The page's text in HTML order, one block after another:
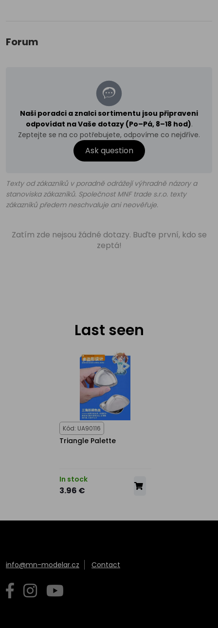
Forum
Naši poradci a znalci sortimentu jsou připraveni
odpovídat na Vaše dotazy (Po–Pá, 8–18 hod).
Zeptejte se na co potřebujete, odpovíme co nejdříve.
Ask question
Texty od zákazníků v poradně odrážejí výhradně názory a
stanoviska zákazníků. Společnost MNF trade s.r.o. texty
zákazníků předem neschvaluje ani neověřuje.
Zatím zde nejsou žádné dotazy. Buďte první, kdo se
zeptá!
Last seen
Kód: UA90116
Triangle Palette
In stock
3.96 €
info@mn-modelar.cz Contact